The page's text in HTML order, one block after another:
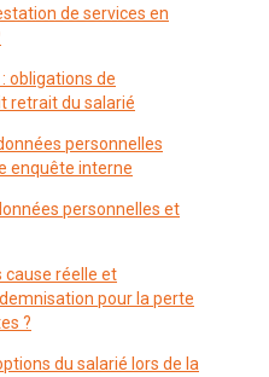
de services en
obligations de
retrait du salarié
personnelles
enquête interne
personnelles et
cause réelle et
pour la perte
?
du salarié lors de la